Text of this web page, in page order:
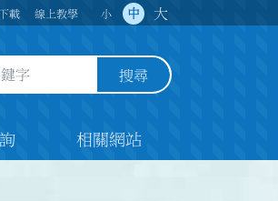
載 線上教學 小 中 大
搜尋
相關網站